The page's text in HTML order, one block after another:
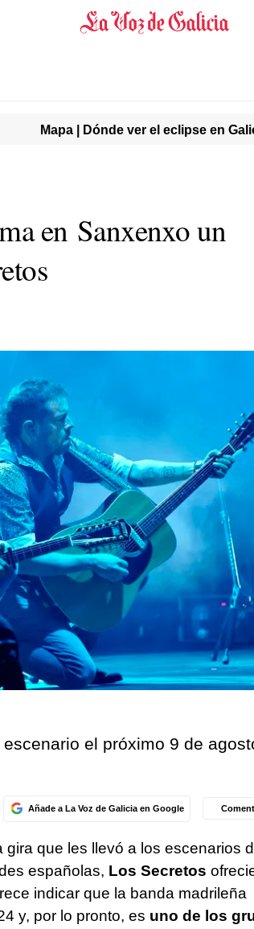
Mapa | Dónde ver el eclipse en
en Sanxenxo un
el próximo 9 de
Añade a La Voz de Galicia en Google
gira que les llevó a los escenarios
españolas, Los Secretos
indicar que la banda madrileña
y, por lo pronto, es uno de los